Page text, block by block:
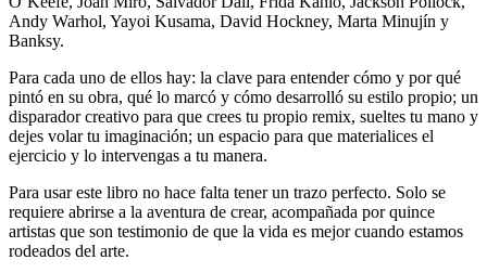
Andy Warhol, Yayoi Kusama, David Hockney, Marta Minujín y
Banksy.
Para cada uno de ellos hay: la clave para entender cómo y por qué
pintó en su obra, qué lo marcó y cómo desarrolló su estilo propio; un
disparador creativo para que crees tu propio remix, sueltes tu mano y
dejes volar tu imaginación; un espacio para que materialices el
ejercicio y lo intervengas a tu manera.
Para usar este libro no hace falta tener un trazo perfecto. Solo se
requiere abrirse a la aventura de crear, acompañada por quince
artistas que son testimonio de que la vida es mejor cuando estamos
rodeados del arte.